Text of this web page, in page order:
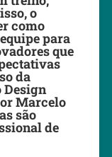
o
como
para
que
da
Design
Marcelo
são
de